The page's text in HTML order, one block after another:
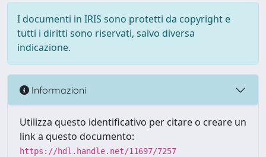
I documenti in IRIS sono protetti da copyright e
tutti i diritti sono riservati, salvo diversa
indicazione.
Informazioni
Utilizza questo identificativo per citare o creare un
link a questo documento:
https://hdl.handle.net/11697/7257